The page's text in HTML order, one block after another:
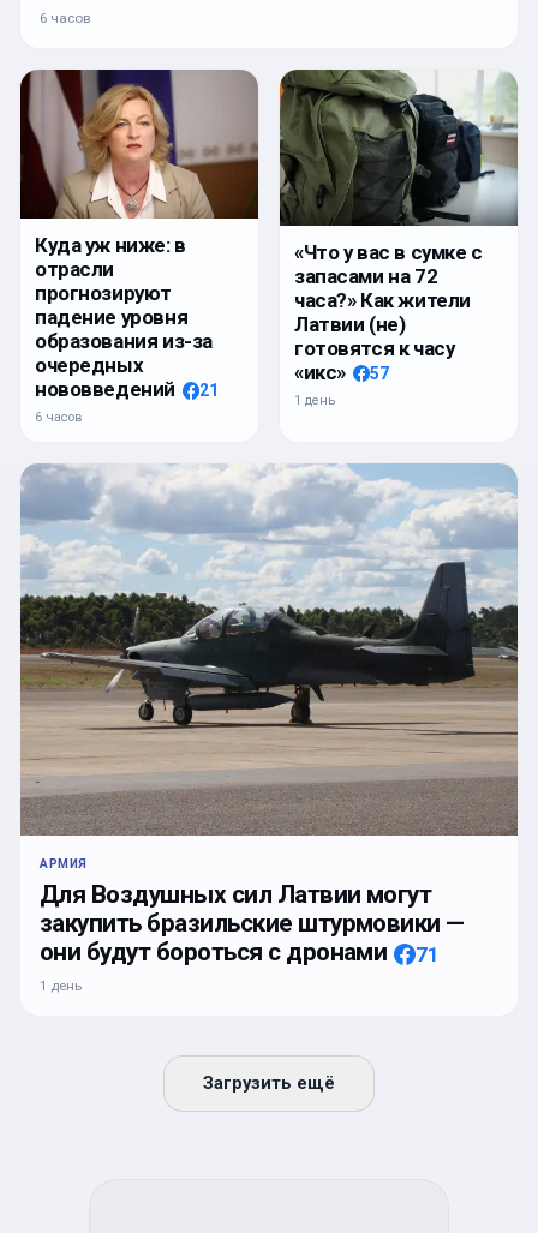
6 часов
Куда уж ниже: в
отрасли
прогнозируют
падение уровня
образования из-за
очередных
нововведений
21
6 часов
«Что у вас в сумке с
запасами на 72
часа?» Как жители
Латвии (не)
готовятся к часу
«икс»
57
1 день
АРМИЯ
Для Воздушных сил Латвии могут
закупить бразильские штурмовики —
они будут бороться с дронами
71
1 день
Загрузить ещё